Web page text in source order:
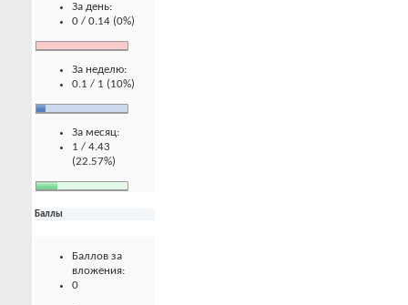
За день:
0 / 0.14 (0%)
За неделю:
0.1 / 1 (10%)
За месяц:
1 / 4.43
(22.57%)
Баллы
Баллов за
вложения:
0